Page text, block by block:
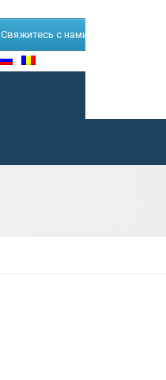
Свяжитесь с нами